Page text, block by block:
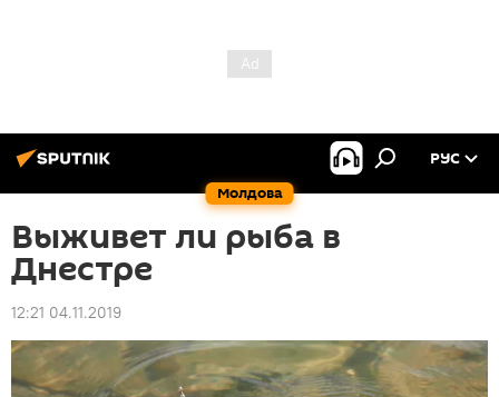
Молдова
РУС
Выживет ли рыба в
Днестре
12:21 04.11.2019